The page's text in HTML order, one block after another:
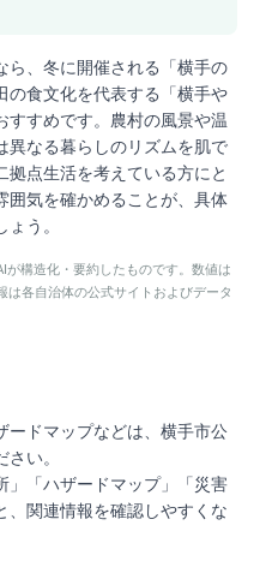
ら、冬に開催される「横手の
の食文化を代表する「横手や
すすめです。農村の風景や温
異なる暮らしのリズムを肌で
点生活を考えている方にと
囲気を確かめることが、具体
う。
構造化・要約したものです。数値は
各自治体の公式サイトおよびデータ
ドマップなどは、 横手市公
い。
」「ハザードマップ」「災害
、関連情報を確認しやすくな